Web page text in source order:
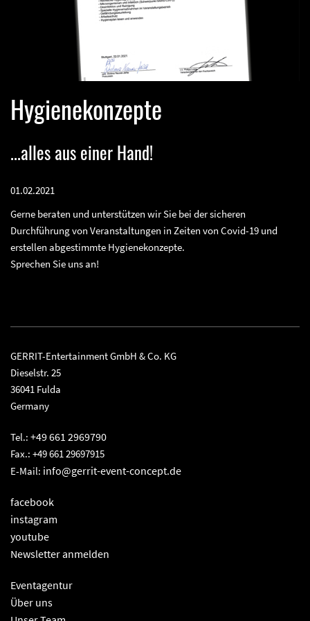
Hygienekonzepte
...alles aus einer Hand!
01.02.2021
Gerne beraten und unterstützen wir Sie bei der sicheren
Durchführung von Veranstaltungen in Zeiten von Covid-19 und
erstellen abgestimmte Hygienekonzepte.
Sprechen Sie uns an!
GERRIT-Entertainment GmbH & Co. KG
Dieselstr. 25
36041 Fulda
Germany
Tel.: +49 661 2969790
Fax.: +49 661 29697915
E-Mail: info@gerrit-event-concept.de
facebook
instagram
youtube
Newsletter anmelden
Eventagentur
Über uns